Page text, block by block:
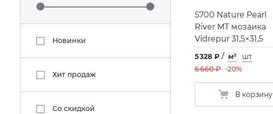
Новинки
Хит продаж
Со скидкой
5700 Nature Pearl
River MT мозаика
Vidrepur 31,5×31,5
5 328 ₽ / м²
шт
6 660 ₽ -20%
В корзину